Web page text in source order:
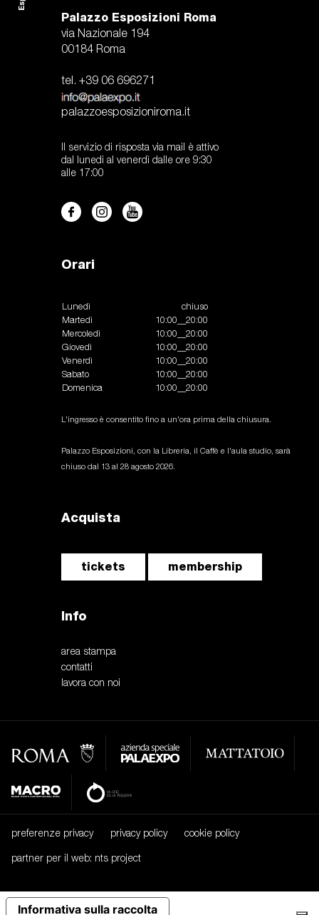
Palazzo Esposizioni Roma
via Nazionale 194
00184 Roma
tel. +39 06 696271
palazzoesposizioniroma.it
Il servizio di risposta via mail è attivo
dal lunedi al venerdì dalle ore 9:30
alle 17:00
Orari
Lunedì
chiuso
Martedì
10:00__20:00
Mercoledì
10:00__20:00
Giovedì
10:00__20:00
Venerdì
10:00__20:00
Sabato
10:00__20:00
Domenica
10:00__20:00
L'ingresso è consentito fino a un'ora prima della chiusura.
Palazzo Esposizioni, con la Libreria, il Caffè e l'aula studio, sarà
chiuso dal 13 al 28 agosto 2026.
Acquista
tickets membership
Info
area stampa
contatti
lavora con noi
preferenze privacy privacy policy cookie policy
partner per il web: nts project
Informativa sulla raccolta